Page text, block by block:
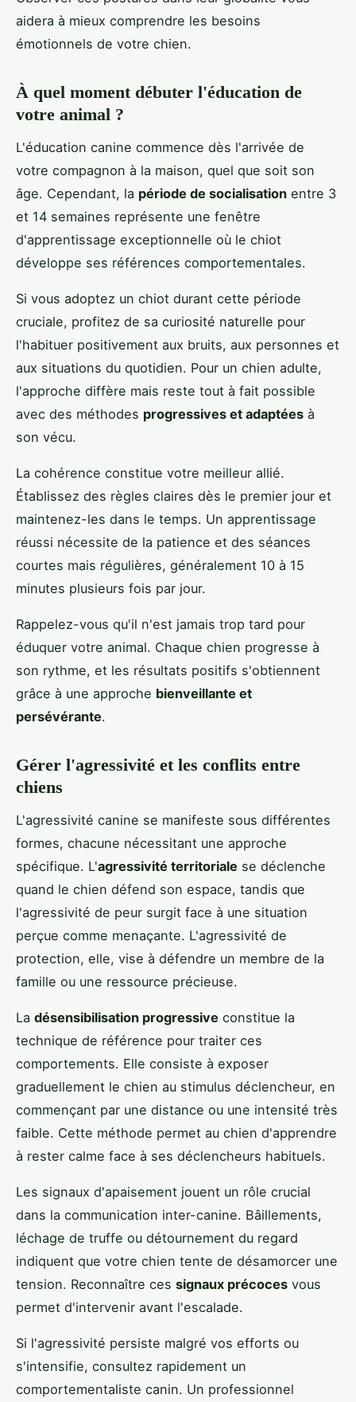
aidera à mieux comprendre les besoins
émotionnels de votre chien.
À quel moment débuter l'éducation de
votre animal ?
L'éducation canine commence dès l'arrivée de
votre compagnon à la maison, quel que soit son
âge. Cependant, la période de socialisation entre 3
et 14 semaines représente une fenêtre
d'apprentissage exceptionnelle où le chiot
développe ses références comportementales.
Si vous adoptez un chiot durant cette période
cruciale, profitez de sa curiosité naturelle pour
l'habituer positivement aux bruits, aux personnes et
aux situations du quotidien. Pour un chien adulte,
l'approche diffère mais reste tout à fait possible
avec des méthodes progressives et adaptées à
son vécu.
La cohérence constitue votre meilleur allié.
Établissez des règles claires dès le premier jour et
maintenez-les dans le temps. Un apprentissage
réussi nécessite de la patience et des séances
courtes mais régulières, généralement 10 à 15
minutes plusieurs fois par jour.
Rappelez-vous qu'il n'est jamais trop tard pour
éduquer votre animal. Chaque chien progresse à
son rythme, et les résultats positifs s'obtiennent
grâce à une approche bienveillante et
persévérante.
Gérer l'agressivité et les conflits entre
chiens
L'agressivité canine se manifeste sous différentes
formes, chacune nécessitant une approche
spécifique. L'agressivité territoriale se déclenche
quand le chien défend son espace, tandis que
l'agressivité de peur surgit face à une situation
perçue comme menaçante. L'agressivité de
protection, elle, vise à défendre un membre de la
famille ou une ressource précieuse.
La désensibilisation progressive constitue la
technique de référence pour traiter ces
comportements. Elle consiste à exposer
graduellement le chien au stimulus déclencheur, en
commençant par une distance ou une intensité très
faible. Cette méthode permet au chien d'apprendre
à rester calme face à ses déclencheurs habituels.
Les signaux d'apaisement jouent un rôle crucial
dans la communication inter-canine. Bâillements,
léchage de truffe ou détournement du regard
indiquent que votre chien tente de désamorcer une
tension. Reconnaître ces signaux précoces vous
permet d'intervenir avant l'escalade.
Si l'agressivité persiste malgré vos efforts ou
s'intensifie, consultez rapidement un
comportementaliste canin. Un professionnel